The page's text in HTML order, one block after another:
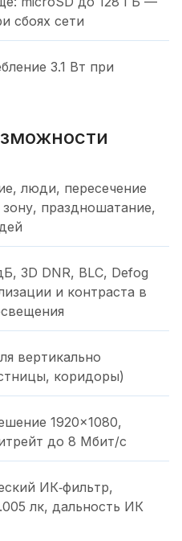
сбоях сети
3.1 Вт при
люди, пересечение
праздношатание,
3D DNR, BLC, Defog
и контраста в
вертикально
коридоры)
1920×1080,
до 8 Мбит/с
ИК‑фильтр,
лк, дальность ИК